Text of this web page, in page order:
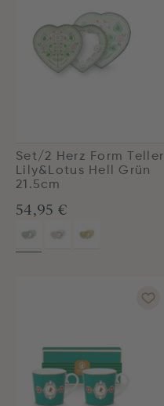
Set/2 Herz Form Teller
Lily&Lotus Hell Grün
21.5cm
54,95 €